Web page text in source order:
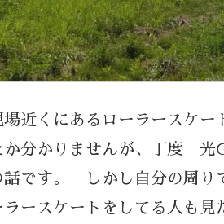
近くにあるローラースケー
か分かりませんが、丁度
です。 しかし自分の周り
ースケートをしてる人も見